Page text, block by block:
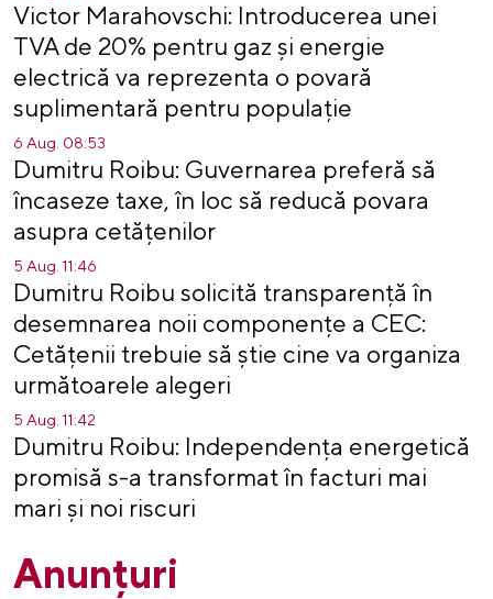
Victor Marahovschi: Introducerea unei
TVA de 20% pentru gaz și energie
electrică va reprezenta o povară
suplimentară pentru populație
6 Aug. 08:53
Dumitru Roibu: Guvernarea preferă să
încaseze taxe, în loc să reducă povara
asupra cetățenilor
5 Aug. 11:46
Dumitru Roibu solicită transparență în
desemnarea noii componențe a CEC:
Cetățenii trebuie să știe cine va organiza
următoarele alegeri
5 Aug. 11:42
Dumitru Roibu: Independența energetică
promisă s-a transformat în facturi mai
mari și noi riscuri
Anunțuri